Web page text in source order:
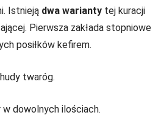
Istnieją dwa warianty tej kuracji
Pierwsza zakłada stopniowe
posiłków kefirem.
twaróg.
w dowolnych ilościach.